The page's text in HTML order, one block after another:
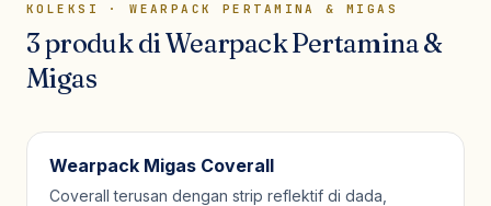
KOLEKSI ·WEARPACK PERTAMINA & MIGAS
3produkdiWearpack Pertamina &
Migas
Wearpack Migas Coverall
Coverall terusan dengan strip reflektif di dada,